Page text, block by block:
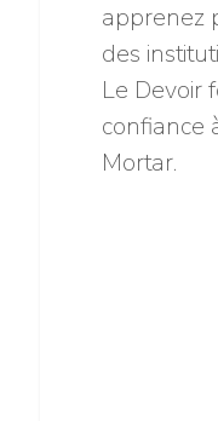
apprenez
des
Le Devoir
confiance
Mortar.